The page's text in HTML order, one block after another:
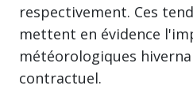
respectivement. Ces
mettent en évidence
météorologiques
contractuel.